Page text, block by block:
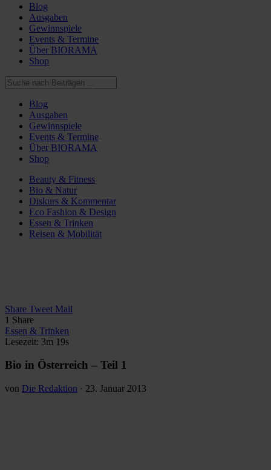
Blog
Ausgaben
Gewinnspiele
Events & Termine
Über BIORAMA
Shop
Blog
Ausgaben
Gewinnspiele
Events & Termine
Über BIORAMA
Shop
Beauty & Fitness
Bio & Natur
Diskurs & Kommentar
Eco Fashion & Design
Essen & Trinken
Reisen & Mobilität
Share Tweet Mail
1 Share
Essen & Trinken
Lesezeit: 3m 19s
Bio in Österreich – Teil 1
von Die Redaktion · 23. Januar 2013